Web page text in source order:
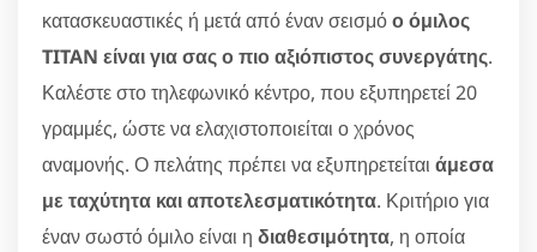
κατασκευαστικές ή μετά από έναν σεισμόο όμιλος
TITAN είναι για σας ο πιο αξιόπιστος συνεργάτης.
Καλέστε στο τηλεφωνικό κέντρο, που εξυπηρετεί 20
γραμμές, ώστε να ελαχιστοποιείται ο χρόνος
αναμονής. Ο πελάτης πρέπει να εξυπηρετείται άμεσα
με ταχύτητα και αποτελεσματικότητα. Κριτήριο για
έναν σωστό όμιλο είναι η διαθεσιμότητα, η οποία